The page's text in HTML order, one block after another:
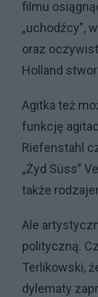
filmu
„uchodźcy”,
oraz
Holland
Agitka też
funkcję
Riefenstahl
„Żyd Süss”
także
Ale
polityczną.
Terlikowski,
dylematy